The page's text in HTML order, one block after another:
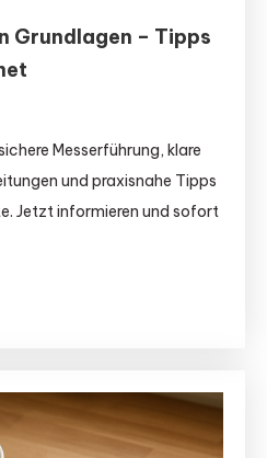
Grundlagen – Tipps
Messerführung, klare
und praxisnahe Tipps
Jetzt informieren und sofort